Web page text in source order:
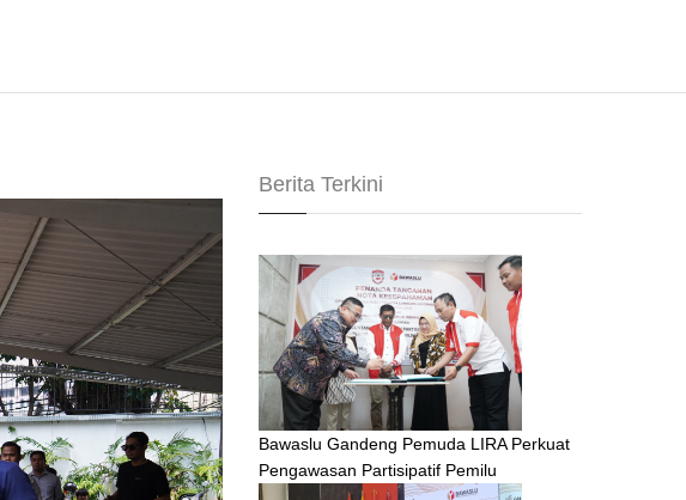
Berita Terkini
Bawaslu Gandeng Pemuda LIRA Perkuat
Pengawasan Partisipatif Pemilu